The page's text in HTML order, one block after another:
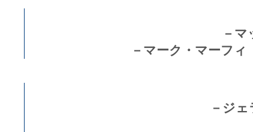
－
－マーク・マーフ
－ジ